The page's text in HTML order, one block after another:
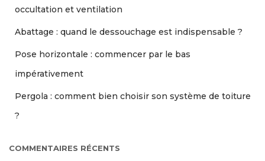
occultation et ventilation
Abattage : quand le dessouchage est indispensable ?
Pose horizontale : commencer par le bas
impérativement
Pergola : comment bien choisir son système de toiture
?
COMMENTAIRES RÉCENTS